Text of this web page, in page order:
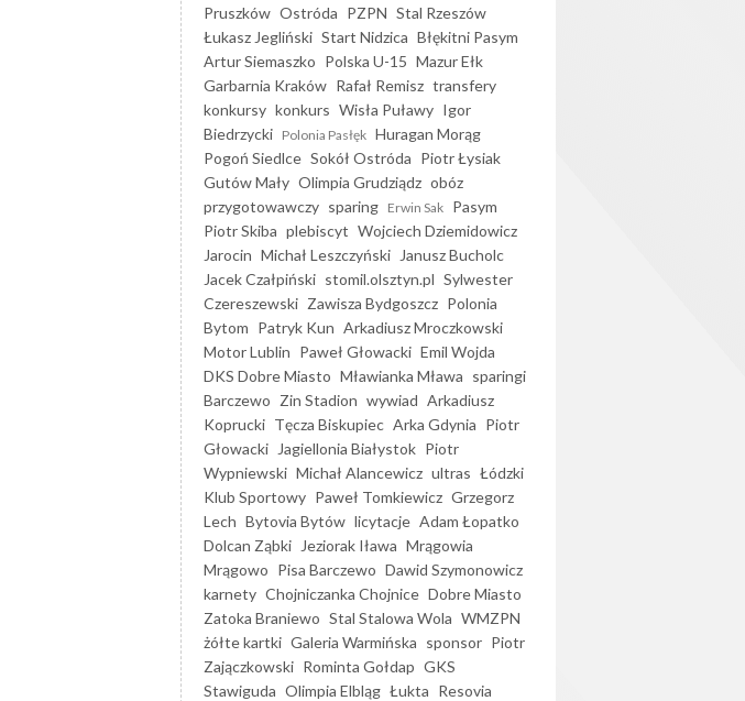
Pruszków Ostróda PZPN Stal Rzeszów
Łukasz Jegliński Start Nidzica Błękitni Pasym
Artur Siemaszko Polska U-15 Mazur Ełk
Garbarnia Kraków Rafał Remisz transfery
konkursy konkurs Wisła Puławy Igor
Biedrzycki Polonia Pasłęk Huragan Morąg
Pogoń Siedlce Sokół Ostróda Piotr Łysiak
Gutów Mały Olimpia Grudziądz obóz
przygotowawczy sparing Erwin Sak Pasym
Piotr Skiba plebiscyt Wojciech Dziemidowicz
Jarocin Michał Leszczyński
Janusz Bucholc
Jacek Czałpiński stomil.olsztyn.pl Sylwester
Czereszewski Zawisza Bydgoszcz Polonia
Bytom Patryk Kun Arkadiusz Mroczkowski
Motor Lublin Paweł Głowacki Emil Wojda
DKS Dobre Miasto Mławianka Mława sparingi
Barczewo Zin Stadion wywiad Arkadiusz
Koprucki Tęcza Biskupiec Arka Gdynia Piotr
Głowacki
Jagiellonia Białystok Piotr
Wypniewski Michał Alancewicz ultras Łódzki
Klub Sportowy Paweł Tomkiewicz Grzegorz
Lech Bytovia Bytów licytacje Adam Łopatko
Dolcan Ząbki
Jeziorak Iława Mrągowia
Mrągowo Pisa Barczewo Dawid Szymonowicz
karnety Chojniczanka Chojnice Dobre Miasto
Zatoka Braniewo Stal Stalowa Wola WMZPN
żółte kartki Galeria Warmińska sponsor Piotr
Zajączkowski Rominta Gołdap GKS
Stawiguda Olimpia Elbląg Łukta Resovia